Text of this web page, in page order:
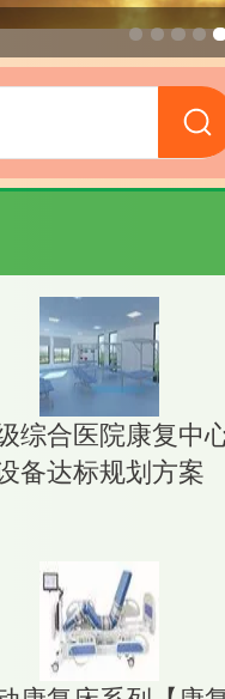
综合医院康复中
备达标规划方案